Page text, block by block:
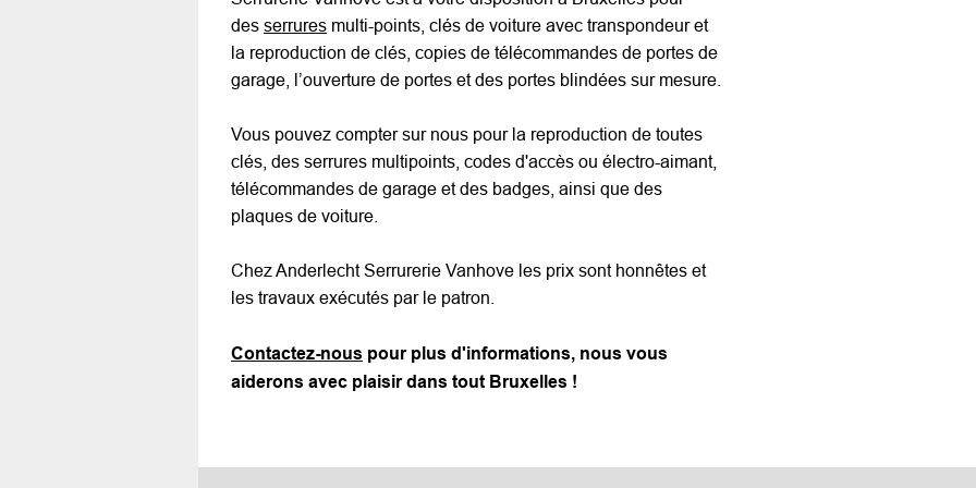
des serrures multi-points, clés de voiture avec transpondeur et
la reproduction de clés, copies de télécommandes de portes de
garage, l’ouverture de portes et des portes blindées sur mesure.
Vous pouvez compter sur nous pour la reproduction de toutes
clés, des serrures multipoints, codes d'accès ou électro-aimant,
télécommandes de garage et des badges, ainsi que des
plaques de voiture.
Chez Anderlecht Serrurerie Vanhove les prix sont honnêtes et
les travaux exécutés par le patron.
Contactez-nous pour plus d'informations, nous vous
aiderons avec plaisir dans tout Bruxelles !